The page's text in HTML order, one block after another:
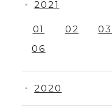
・ 2020
・ 2021
01 02 03
06